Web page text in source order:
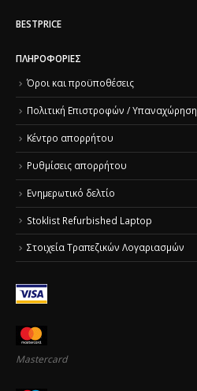
BESTPRICE
ΠΛΗΡΟΦΟΡΊΕΣ
Όροι και προϋποθέσεις
Πολιτική Επιστροφών / Υπαναχώρηση
Κέντρο απορρήτου
Ρυθμίσεις απορρήτου
Ενημερωτικό δελτίο
Stoklist Refurbished Laptop
Στοιχεία Τραπεζικών Λογαριασμών
Mastercard